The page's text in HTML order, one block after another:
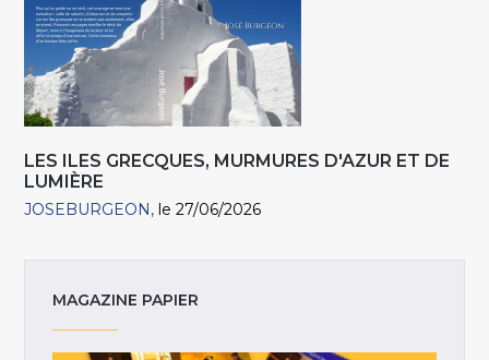
LES ILES GRECQUES, MURMURES D'AZUR ET DE
LUMIÈRE
JOSEBURGEON le 27/06/2026
MAGAZINE PAPIER